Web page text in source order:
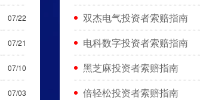
07/22
07/21
07/10
07/03
双杰电气投资者索赔指南
电科数字投资者索赔指南
黑芝麻投资者索赔指南
倍轻松投资者索赔指南